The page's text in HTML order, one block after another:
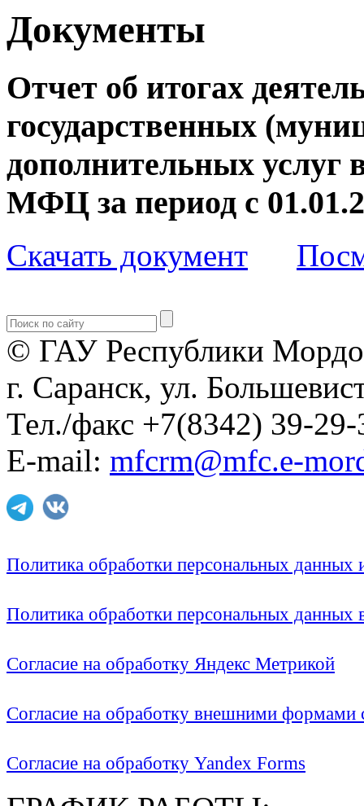
Документы
Отчет об итогах
государственных
дополнительных
МФЦ за период с
Скачать документ
© ГАУ Республики
г. Саранск, ул.
Тел./факс +7(8342) 39-29-
E-mail: mfcrm@mfc.e-
Политика обработки персональных
Политика обработки персональных
Согласие на обработку Яндекс Метрикой
Согласие на обработку внешними формами
Согласие на обработку Yandex Forms